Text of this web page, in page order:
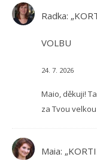
Radka:
VOLBU
24. 7. 2026
Maio, děkuji!
za Tvou
Maia: